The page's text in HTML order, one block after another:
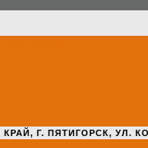
Г. ПЯТИГОРСК, УЛ.